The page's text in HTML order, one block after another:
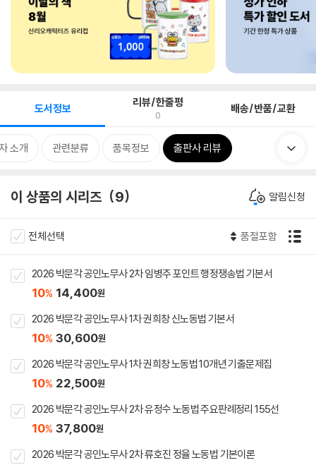
도서정보 리뷰/한줄평
0 배송/반품/교환
소개 관련분류 품목정보 출판사 리뷰
이 상품의 시리즈 9 알림신청
전체선택 품절포함
2026 박문각 공인노무사 2차 임병주 포인트 행정쟁송법 기본서
10% 14,400원
2026 박문각 공인노무사 1차 권희창 신노동법 기본서
10% 30,600원
2026 박문각 공인노무사 1차 권희창 노동법 10개년 기출문제집
10% 22,500원
2026 박문각 공인노무사 2차 유정수 노동법 주요판례정리 155선
10% 37,800원
2026 박문각 공인노무사 2차 류호진 정율 노동법 기본이론